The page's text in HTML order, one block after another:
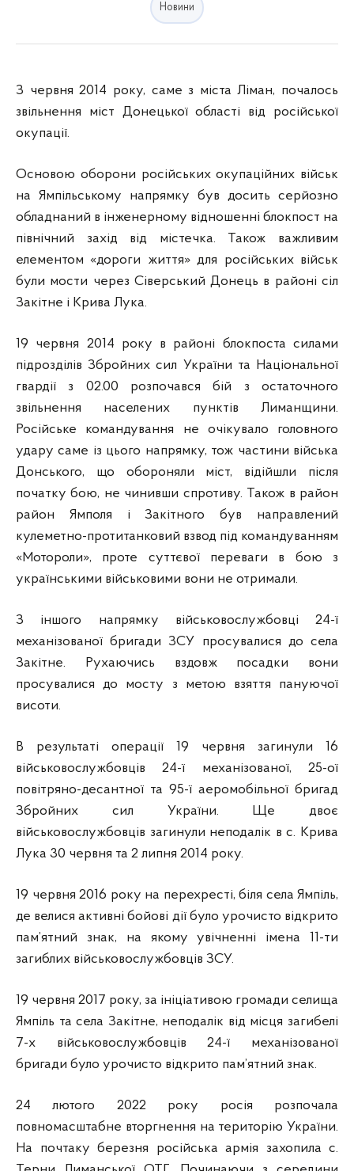
Новини
З червня 2014 року, саме з міста Ліман, почалось
звільнення міст Донецької області від російської
окупації.
Основою оборони російських окупаційних військ
на Ямпільському напрямку був досить серйозно
обладнаний в інженерному відношенні блокпост на
північний захід від містечка. Також важливим
елементом «дороги життя» для російських військ
були мости через Сіверський Донець в районі сіл
Закітне і Крива Лука.
19 червня 2014 року в районі блокпоста силами
підрозділів Збройних сил України та Національної
гвардії з 02.00 розпочався бій з остаточного
звільнення населених пунктів Лиманщини.
Російське командування не очікувало головного
удару саме із цього напрямку, тож частини війська
Донського, що обороняли міст, відійшли після
початку бою, не чинивши спротиву. Також в район
район Ямполя і Закітного був направлений
кулеметно-протитанковий взвод під командуванням
«Мотороли», проте суттєвої переваги в бою з
українськими військовими вони не отримали.
З іншого напрямку військовослужбовці 24-ї
механізованої бригади ЗСУ просувалися до села
Закітне. Рухаючись вздовж посадки вони
просувалися до мосту з метою взяття пануючої
висоти.
В результаті операції 19 червня загинули 16
військовослужбовців 24-ї механізованої, 25-ої
повітряно-десантної та 95-ї аеромобільної бригад
Збройних сил України. Ще двоє
військовослужбовців загинули неподалік в с. Крива
Лука 30 червня та 2 липня 2014 року.
19 червня 2016 року на перехресті, біля села Ямпіль,
де велися активні бойові дії було урочисто відкрито
пам’ятний знак, на якому увічненні імена 11-ти
загиблих військовослужбовців ЗСУ.
19 червня 2017 року, за ініціативою громади селища
Ямпіль та села Закітне, неподалік від місця загибелі
7-х військовослужбовців 24-ї механізованої
бригади було урочисто відкрито пам’ятний знак.
24 лютого 2022 року росія розпочала
повномасштабне вторгнення на територію України.
На почтаку березня російська армія захопила с.